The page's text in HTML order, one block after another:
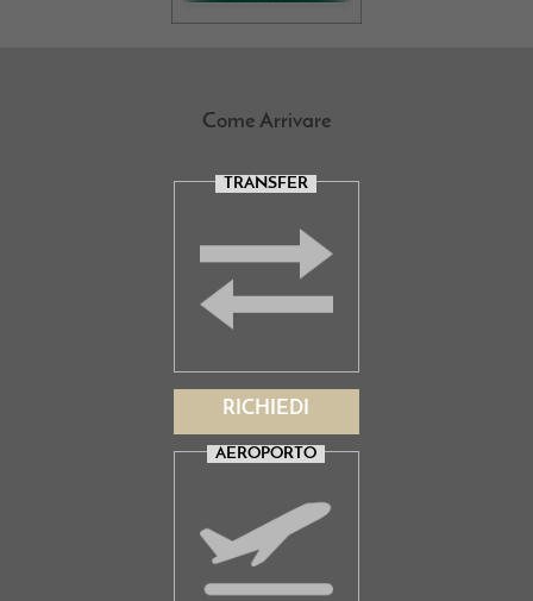
Come Arrivare
TRANSFER
RICHIEDI
AEROPORTO